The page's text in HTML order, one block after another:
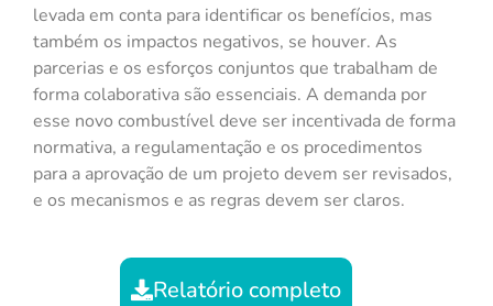
levada em conta para identificar os benefícios, mas
também os impactos negativos, se houver. As
parcerias e os esforços conjuntos que trabalham de
forma colaborativa são essenciais. A demanda por
esse novo combustível deve ser incentivada de forma
normativa, a regulamentação e os procedimentos
para a aprovação de um projeto devem ser revisados,
e os mecanismos e as regras devem ser claros.
Relatório completo